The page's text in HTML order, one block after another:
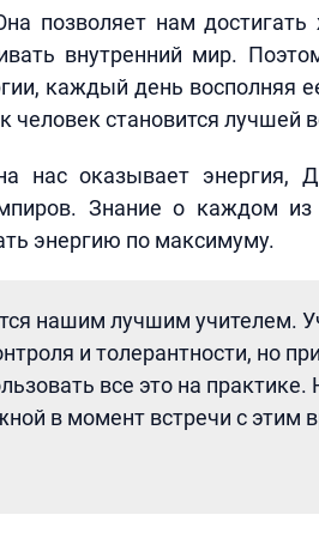
позволяет нам достигать
внутренний мир.
каждый день восполняя
становится лучшей
нас оказывает энергия,
Знание о каждом
энергию по максимуму.
нашим лучшим учителем.
и толерантности, но
все это на
в момент встречи с этим